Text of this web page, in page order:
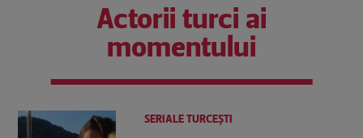
Actorii turci ai
momentului
SERIALE TURCEŞTI